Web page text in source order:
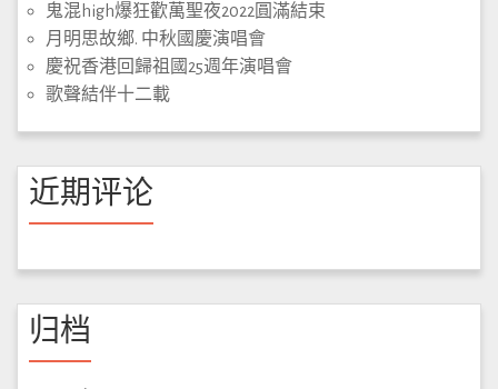
鬼混high爆狂歡萬聖夜2022圓滿結束
月明思故鄉. 中秋國慶演唱會
慶祝香港回歸祖國25週年演唱會
歌聲結伴十二載
近期评论
归档